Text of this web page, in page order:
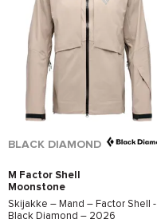
BLACK DIAMOND
M Factor Shell
Moonstone
Skijakke – Mand – Factor Shell -
Black Diamond – 2026